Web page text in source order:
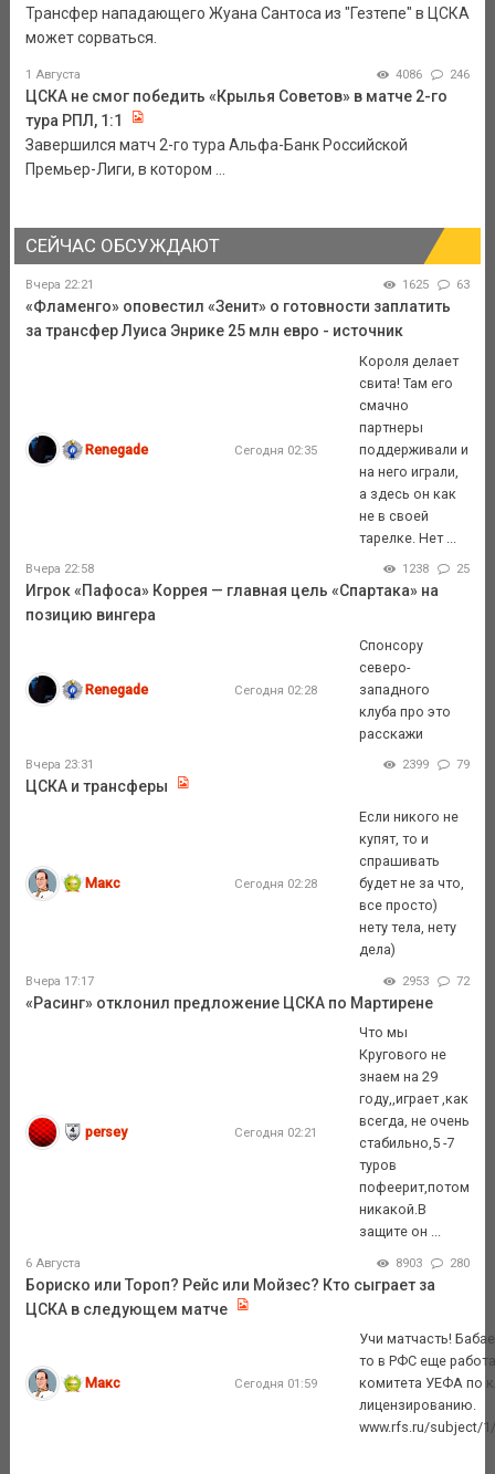
Трансфер нападающего Жуана Сантоса из "Гезтепе" в ЦСКА
может сорваться.
1 Августа 4086 246
ЦСКА не смог победить «Крылья Советов» в матче 2-го
тура РПЛ, 1:1
Завершился матч 2-го тура Альфа-Банк Российской
Премьер-Лиги, в котором ...
СЕЙЧАС ОБСУЖДАЮТ
Вчера 22:21 1625 63
«Фламенго» оповестил «Зенит» о готовности заплатить
за трансфер Луиса Энрике 25 млн евро - источник
Renegade Сегодня 02:35
Короля делает
свита! Там его
смачно
партнеры
поддерживали и
на него играли,
а здесь он как
не в своей
тарелке. Нет ...
Вчера 22:58 1238 25
Игрок «Пафоса» Коррея — главная цель «Спартака» на
позицию вингера
Renegade Сегодня 02:28
Спонсору
северо-
западного
клуба про это
расскажи
Вчера 23:31 2399 79
ЦСКА и трансферы
Макс Сегодня 02:28
Если никого не
купят, то и
спрашивать
будет не за что,
все просто)
нету тела, нету
дела)
Вчера 17:17 2953 72
«Расинг» отклонил предложение ЦСКА по Мартирене
persey Сегодня 02:21
Что мы
Кругового не
знаем на 29
году,,играет ,как
всегда, не очень
стабильно,5 -7
туров
пофеерит,потом
никакой.В
защите он ...
6 Августа 8903 280
Бориско или Тороп? Рейс или Мойзес? Кто сыграет за
ЦСКА в следующем матче
Макс Сегодня 01:59
Учи матчасть!
то в РФС еще
комитета УЕФА по
лицензированию.
www.rfs.ru/subject/